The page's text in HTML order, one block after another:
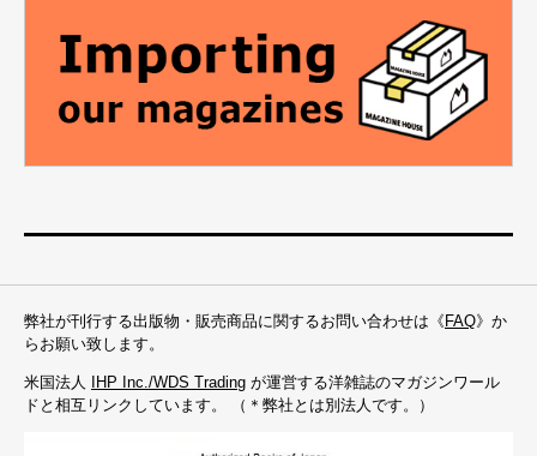
イバシーポリシーを継続的に改善するために、事
前の予告なく更新または変更する場合がありま
す。当社がプライバシーポリシーを変更した場合
にはすみやかに公開いたします。
なお、個人情報保護法第66条第1項に規定されて
個人情報の取扱いについては、この基本方針の対
マガジンハウスの公式ウェブサイトに
おけるプライバシーポリシー
magazineworld.jpをはじめ、当社が刊行する雑誌
弊社が刊行する出版物・販売商品に関するお問い合わせは《FAQ》か
らお願い致します。
米国法人 IHP Inc./WDS Trading が運営する洋雑誌のマガジンワール
ドと相互リンクしています。 （＊弊社とは別法人です。）